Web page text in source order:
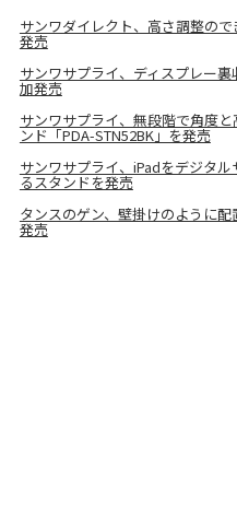
サンワダイレクト、高さ調整の
発売
サンワサプライ、ディスプレー
加発売
サンワサプライ、無段階で角度
ンド「PDA-STN52BK」を発売
サンワサプライ、iPadをデジタ
るスタンドを発売
タンスのゲン、壁掛けのように配
発売